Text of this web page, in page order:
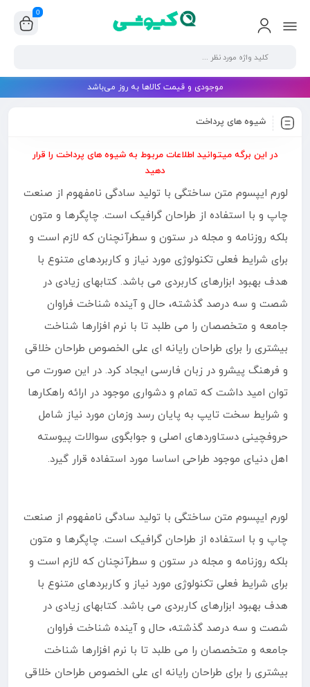
0
موجودی و قیمت کالاها به روز می‌باشد
شیوه های پرداخت
در این برگه میتوانید اطلاعات مربوط به شیوه های پرداخت را قرار
دهید
لورم ایپسوم متن ساختگی با تولید سادگی نامفهوم از صنعت
چاپ و با استفاده از طراحان گرافیک است. چاپگرها و متون
بلکه روزنامه و مجله در ستون و سطرآنچنان که لازم است و
برای شرایط فعلی تکنولوژی مورد نیاز و کاربردهای متنوع با
هدف بهبود ابزارهای کاربردی می باشد. کتابهای زیادی در
شصت و سه درصد گذشته، حال و آینده شناخت فراوان
جامعه و متخصصان را می طلبد تا با نرم افزارها شناخت
بیشتری را برای طراحان رایانه ای علی الخصوص طراحان خلاقی
و فرهنگ پیشرو در زبان فارسی ایجاد کرد. در این صورت می
توان امید داشت که تمام و دشواری موجود در ارائه راهکارها
و شرایط سخت تایپ به پایان رسد وزمان مورد نیاز شامل
حروفچینی دستاوردهای اصلی و جوابگوی سوالات پیوسته
اهل دنیای موجود طراحی اساسا مورد استفاده قرار گیرد.
لورم ایپسوم متن ساختگی با تولید سادگی نامفهوم از صنعت
چاپ و با استفاده از طراحان گرافیک است. چاپگرها و متون
بلکه روزنامه و مجله در ستون و سطرآنچنان که لازم است و
برای شرایط فعلی تکنولوژی مورد نیاز و کاربردهای متنوع با
هدف بهبود ابزارهای کاربردی می باشد. کتابهای زیادی در
شصت و سه درصد گذشته، حال و آینده شناخت فراوان
جامعه و متخصصان را می طلبد تا با نرم افزارها شناخت
بیشتری را برای طراحان رایانه ای علی الخصوص طراحان خلاقی